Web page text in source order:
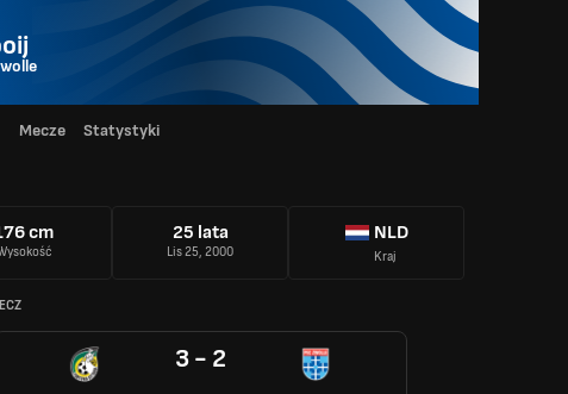
Mecze Statystyki
cm 25 lata
Lis 25, 2000
NLD
Kraj
3 - 2